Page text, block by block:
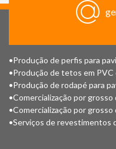
•Produção de perfis para
•Produção de tetos em
•Produção de rodapé para
•Comercialização por
•Comercialização por
•Serviços de revestimentos